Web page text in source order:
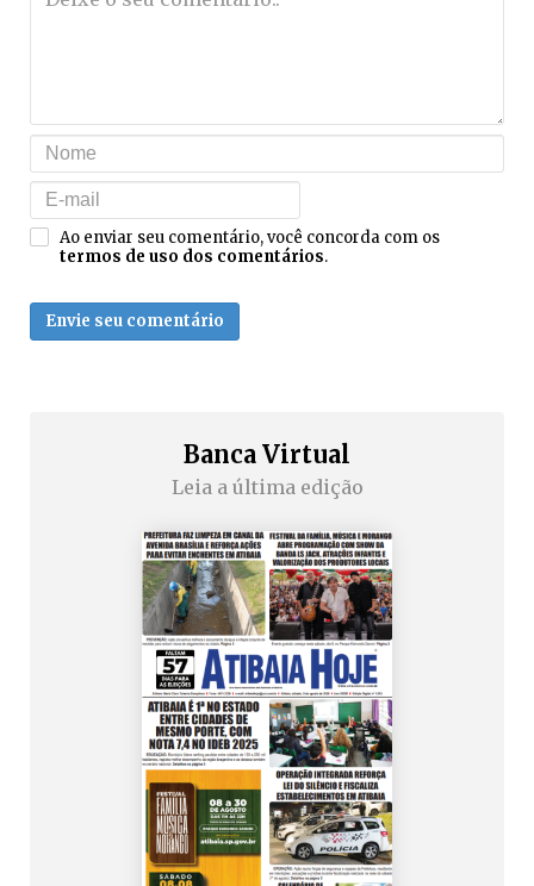
Ao enviar seu comentário, você concorda com os
termos de uso dos comentários.
Envie seu comentário
Banca Virtual
Leia a última edição